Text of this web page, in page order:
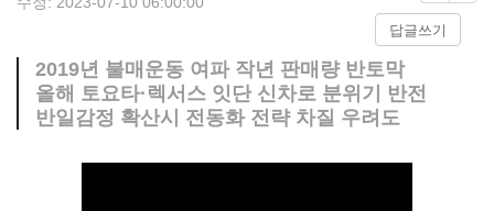
답글쓰기
2019년 불매운동 여파 작년 판매량 반토막
올해 토요타·렉서스 잇단 신차로 분위기 반전
반일감정 확산시 전동화 전략 차질 우려도